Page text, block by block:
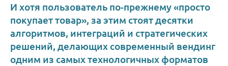
И хотя пользователь по-прежнему «просто
покупает товар», за этим стоят десятки
алгоритмов, интеграций и стратегических
решений, делающих современный вендинг
одним из самых технологичных форматов